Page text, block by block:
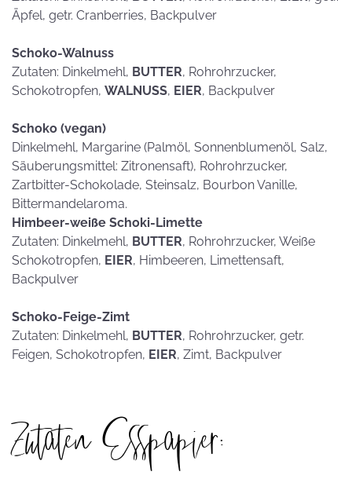
Äpfel, getr. Cranberries, Backpulver
Schoko-Walnuss
Zutaten: Dinkelmehl, BUTTER, Rohrohrzucker,
Schokotropfen, WALNUSS, EIER, Backpulver
Schoko (vegan)
Dinkelmehl, Margarine (Palmöl, Sonnenblumenöl, Salz,
Säuberungsmittel: Zitronensaft), Rohrohrzucker,
Zartbitter-Schokolade, Steinsalz, Bourbon Vanille,
Bittermandelaroma.
Himbeer-weiße Schoki-Limette
Zutaten: Dinkelmehl, BUTTER, Rohrohrzucker, Weiße
Schokotropfen, EIER, Himbeeren, Limettensaft,
Backpulver
Schoko-Feige-Zimt
Zutaten: Dinkelmehl, BUTTER, Rohrohrzucker, getr.
Feigen, Schokotropfen, EIER, Zimt, Backpulver
Zutaten Esspapier: